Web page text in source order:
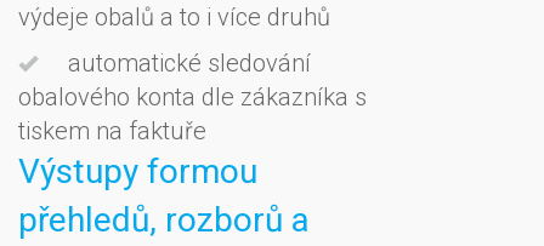
výdeje obalů a to i více druhů
automatické sledování
obalového konta dle zákazníka s
tiskem na faktuře
Výstupy formou
přehledů, rozborů a